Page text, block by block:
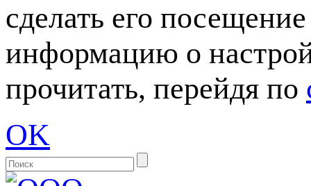
сделать его
информацию о
прочитать, перейдя по
OK